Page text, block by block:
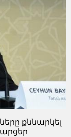
քննարկել